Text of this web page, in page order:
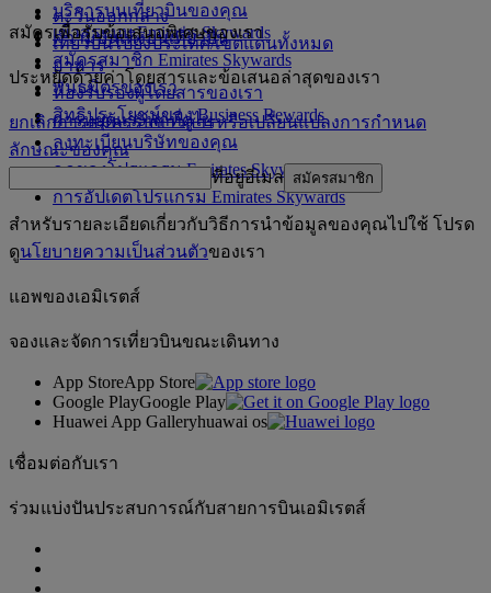
ตะวันออกกลาง
เที่ยวบินไปยังประเทศ/เขตแดนทั้งหมด
บริการบนเที่ยวบินของคุณ
ความบันเทิงบนเที่ยวบิน
อาหาร
ห้องรับรองผู้โดยสารของเรา
การหยุดแวะพักที่ดูไบ
เข้าสู่ระบบ Emirates Skywards
สมัครสมาชิก Emirates Skywards
พันธมิตรของเรา
สิทธิประโยชน์ของ Business Rewards
ลงทะเบียนบริษัทของคุณ
กฎของโปรแกรม Emirates Skywards
การอัปเดตโปรแกรม Emirates Skywards
สมัครเพื่อรับข้อเสนอพิเศษของเรา
ประหยัดด้วยค่าโดยสารและข้อเสนอล่าสุดของเรา
ยกเลิกการสมัครรับข่าวสารหรือเปลี่ยนแปลงการกำหนด
ลักษณะของคุณ
ที่อยู่อีเมล สมัครสมาชิก
สำหรับรายละเอียดเกี่ยวกับวิธีการนำข้อมูลของคุณไปใช้ โปรด
ดูนโยบายความเป็นส่วนตัวของเรา
แอพของเอมิเรตส์
จองและจัดการเที่ยวบินขณะเดินทาง
App StoreApp Store
Google PlayGoogle Play
Huawei App Galleryhuawai os
เชื่อมต่อกับเรา
ร่วมแบ่งปันประสบการณ์กับสายการบินเอมิเรตส์